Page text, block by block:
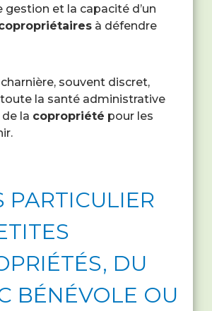
gestion et la capacité d’un
à défendre
souvent discret,
la santé administrative
la copropriété pour les
PARTICULIER
DU
BÉNÉVOLE OU